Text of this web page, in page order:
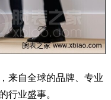
来自全球的品牌、专业
行业盛事。